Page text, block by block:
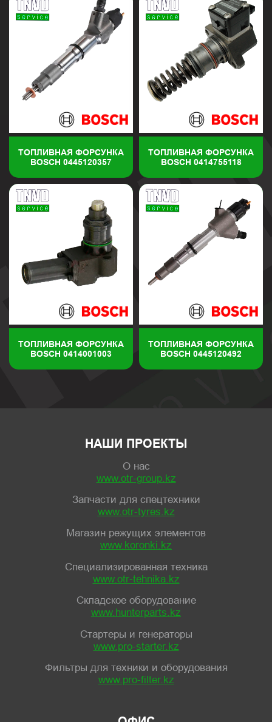
ТОПЛИВНАЯ ФОРСУНКА
BOSCH 0445120357
ТОПЛИВНАЯ ФОРСУНКА
BOSCH 0414755118
ТОПЛИВНАЯ ФОРСУНКА
BOSCH 0414001003
ТОПЛИВНАЯ ФОРСУНКА
BOSCH 0445120492
НАШИ ПРОЕКТЫ
О нас
www.otr-group.kz
Запчасти для спецтехники
www.otr-tyres.kz
Магазин режущих элементов
www.koronki.kz
Специализированная техника
www.otr-tehnika.kz
Складское оборудование
www.hunterparts.kz
Стартеры и генераторы
www.pro-starter.kz
Фильтры для техники и оборудования
www.pro-filter.kz